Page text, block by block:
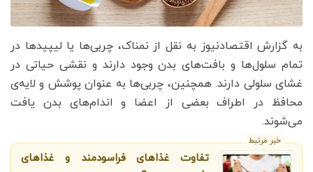
به گزارش اقتصادنیوز به نقل از نمناک، چربی‌ها یا لیپیدها در
تمام سلول‌ها و بافت‌های بدن وجود دارند و نقشی حیاتی در
غشای سلولی دارند. همچنین، چربی‌ها به عنوان پوشش و لایه‌ی
محافظ در اطراف بعضی از اعضا و اندام‌های بدن یافت
می‌شوند.
خبر مرتبط
تفاوت غذاهای فراسودمند و غذاهای